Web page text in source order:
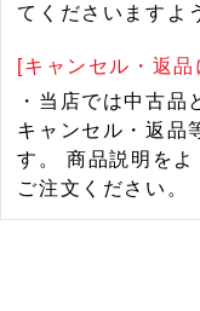
てくださいますよ
[キャンセル・返
・当店では中古品
キャンセル・返品
す。 商品説明を
ご注文ください。